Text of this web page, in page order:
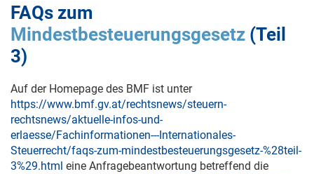
FAQs zum
Mindestbesteuerungsgesetz (Teil
3)
Auf der Homepage des BMF ist unter
https://www.bmf.gv.at/rechtsnews/steuern-
rechtsnews/aktuelle-infos-und-
erlaesse/Fachinformationen---Internationales-
Steuerrecht/faqs-zum-mindestbesteuerungsgesetz-%28teil-
3%29.html eine Anfragebeantwortung betreffend die